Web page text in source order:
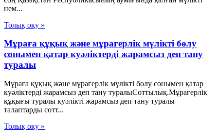
нем...
Толық оқу »
Мұраға құқық және мұрагерлік мүлікті бөлу
сонымен қатар куәліктерді жарамсыз деп тану
туралы
Мұраға құқық және мұрагерлік мүлікті бөлу сонымен қатар
куәліктерді жарамсыз деп тану туралыСоттылық.Мұрагерлік
құқығы туралы куәлікті жарамсыз деп тану туралы
талаптарды сотт...
Толық оқу »